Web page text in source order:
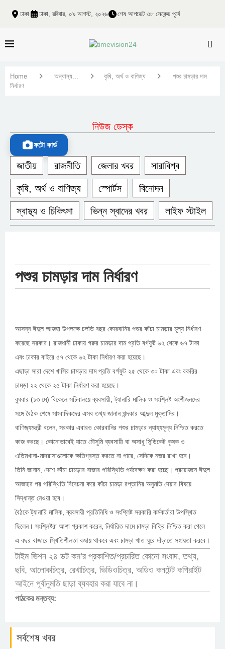
ঢাকা ঢাকা, রবিবার, ০৯ আগস্ট, ২০২৬ শেষ আপডেট ৩৮ সেকেন্ড পূর্বে
Home অন্যান্য... কৃষি, অর্থ ও বাণিজ্য
পশুর চামড়ার দাম
নির্ধারণ
নিউজ ডেস্ক
ফটো কার্ড
জাতীয় রাজনীতি জেলার খবর সারাবিশ্ব
কৃষি, অর্থ ও বাণিজ্য স্পোর্টস বিনোদন
স্বাস্থ্য ও চিকিৎসা ভিন্ন স্বাদের খবর লাইফ স্টাইল
পশুর চামড়ার দাম নির্ধারণ
আসন্ন ঈদুল আজহা উপলক্ষে চলতি বছর কোরবানির পশুর কাঁচা চামড়ার মূল্য নির্ধারণ
করেছে সরকার। রাজধানী ঢাকায় গরুর চামড়ার দাম প্রতি বর্গফুট ৬২ থেকে ৬৭ টাকা
এবং ঢাকার বাইরে ৫৭ থেকে ৬২ টাকা নির্ধারণ করা হয়েছে।
এছাড়া সারা দেশে খাসির চামড়ার দাম প্রতি বর্গফুট ২৫ থেকে ৩০ টাকা এবং বকরির
চামড়া ২২ থেকে ২৫ টাকা নির্ধারণ করা হয়েছে।
বুধবার (১৩ মে) বিকেলে সচিবালয়ে ব্যবসায়ী, ট্যানারি মালিক ও সংশ্লিষ্ট অংশীজনদের
সঙ্গে বৈঠক শেষে সাংবাদিকদের এসব তথ্য জানান খন্দকার আব্দুল মুক্তাদির।
বাণিজ্যমন্ত্রী বলেন, সরকার এবারও কোরবানির পশুর চামড়ার ন্যায্যমূল্য নিশ্চিত করতে
কাজ করছে। কোনোভাবেই যাতে মৌসুমি ব্যবসায়ী বা অসাধু সিন্ডিকেট কৃষক ও
এতিমখানা-মাদরাসাগুলোকে ক্ষতিগ্রস্ত করতে না পারে, সেদিকে নজর রাখা হবে।
তিনি জানান, দেশে কাঁচা চামড়ার বাজার পরিস্থিতি পর্যবেক্ষণ করা হচ্ছে। প্রয়োজনে ঈদুল
আজহার পর পরিস্থিতি বিবেচনা করে কাঁচা চামড়া রপ্তানির অনুমতি দেয়ার বিষয়ে
সিদ্ধান্ত নেওয়া হবে।
বৈঠকে ট্যানারি মালিক, ব্যবসায়ী প্রতিনিধি ও সংশ্লিষ্ট সরকারি কর্মকর্তারা উপস্থিত
ছিলেন। সংশ্লিষ্টরা আশা প্রকাশ করেন, নির্ধারিত দামে চামড়া বিক্রি নিশ্চিত করা গেলে
এ বছর বাজারে স্থিতিশীলতা বজায় থাকবে এবং চামড়া খাত ঘুরে দাঁড়াতে সহায়তা করবে।
টাইম ভিশন ২৪ ডট কম’র প্রকাশিত/প্রচারিত কোনো সংবাদ, তথ্য,
ছবি, আলোকচিত্র, রেখাচিত্র, ভিডিওচিত্র, অডিও কনটেন্ট কপিরাইট
আইনে পূর্বানুমতি ছাড়া ব্যবহার করা যাবে না।
পাঠকের মন্তব্য:
সর্বশেষ খবর